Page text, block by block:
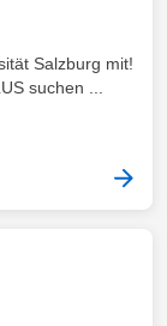
Salzburg mit!
suchen ...